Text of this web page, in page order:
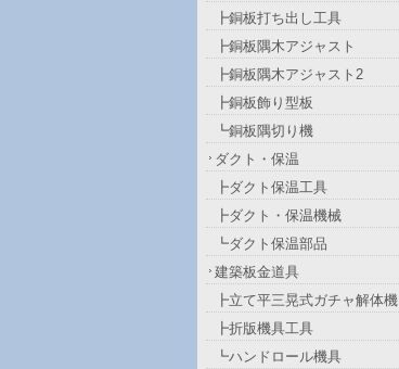
┣銅板打ち出し工具
┣銅板隅木アジャスト
┣銅板隅木アジャスト2
┣銅板飾り型板
┗銅板隅切り機
ダクト・保温
┣ダクト保温工具
┣ダクト・保温機械
┗ダクト保温部品
建築板金道具
┣立て平三晃式ガチャ解体機
┣折版機具工具
┗ハンドロール機具